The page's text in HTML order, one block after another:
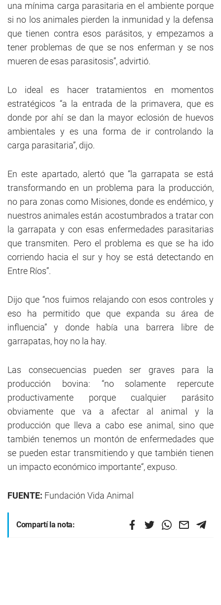
una mínima carga parasitaria en el ambiente porque
si no los animales pierden la inmunidad y la defensa
que tienen contra esos parásitos, y empezamos a
tener problemas de que se nos enferman y se nos
mueren de esas parasitosis”, advirtió.
Lo ideal es hacer tratamientos en momentos
estratégicos “a la entrada de la primavera, que es
donde por ahí se dan la mayor eclosión de huevos
ambientales y es una forma de ir controlando la
carga parasitaria”, dijo.
En este apartado, alertó que “la garrapata se está
transformando en un problema para la producción,
no para zonas como Misiones, donde es endémico, y
nuestros animales están acostumbrados a tratar con
la garrapata y con esas enfermedades parasitarias
que transmiten. Pero el problema es que se ha ido
corriendo hacia el sur y hoy se está detectando en
Entre Ríos”.
Dijo que “nos fuimos relajando con esos controles y
eso ha permitido que que expanda su área de
influencia” y donde había una barrera libre de
garrapatas, hoy no la hay.
Las consecuencias pueden ser graves para la
producción bovina: “no solamente repercute
productivamente porque cualquier parásito
obviamente que va a afectar al animal y la
producción que lleva a cabo ese animal, sino que
también tenemos un montón de enfermedades que
se pueden estar transmitiendo y que también tienen
un impacto económico importante“, expuso.
FUENTE: Fundación Vida Animal
Compartí la nota: